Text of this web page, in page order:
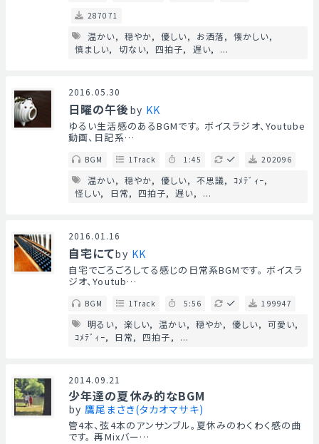
287071
温かい 穏やか 優しい お洒落
懐かしい
慎ましい
切ない 四拍子 遅い ...
2016.05.30
日曜の午後by KK
ゆるい生活感のあるBGMです。 ボイスラジオ、Youtube
動画、日記系…
BGM 1Track 1:45 202096
温かい 穏やか 優しい 不思議
ｺﾒﾃﾞｨｰ
怪しい
日常 四拍子 遅い ...
2016.01.16
自宅にてby KK
自宅でごろごろしてる感じの日常系BGMです。 ボイスラ
ジオ、Youtub…
BGM 1Track 5:56 199947
明るい 楽しい 温かい 穏やか 優しい
可愛い
ｺﾒﾃﾞｨｰ
日常 四拍子 ...
2014.09.21
少年達の夏休み的なBGM
by 鷹尾まさき(タカオマサキ)
管4本、弦4本のアンサンブル。夏休みのわくわく感の曲
です。 再Mixバー…